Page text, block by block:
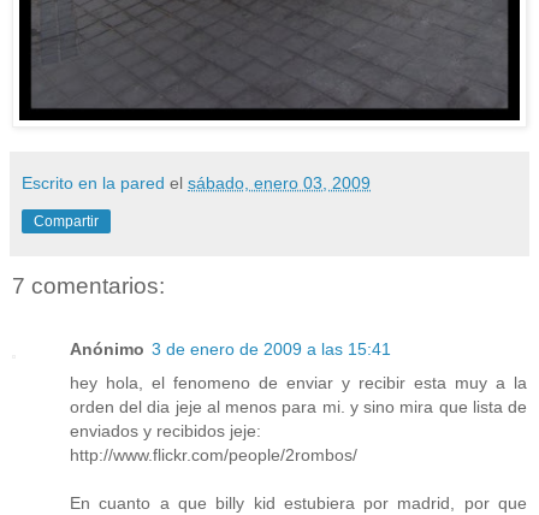
Escrito en la pared el sábado, enero 03, 2009
Compartir
7 comentarios:
Anónimo 3 de enero de 2009 a las 15:41
hey hola, el fenomeno de enviar y recibir esta muy a la
orden del dia jeje al menos para mi. y sino mira que lista de
enviados y recibidos jeje:
http://www.flickr.com/people/2rombos/
En cuanto a que billy kid estubiera por madrid, por que